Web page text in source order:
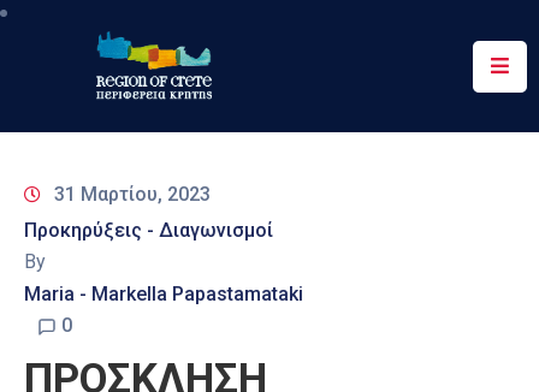
Περιφέρεια
&
Δράσεις
Ψηφιακές
31 Μαρτίου, 2023
Προκηρύξεις - Διαγωνισμοί
By
Maria - Markella Papastamataki
0
ΠΡΟΣΚΛΗΣΗ